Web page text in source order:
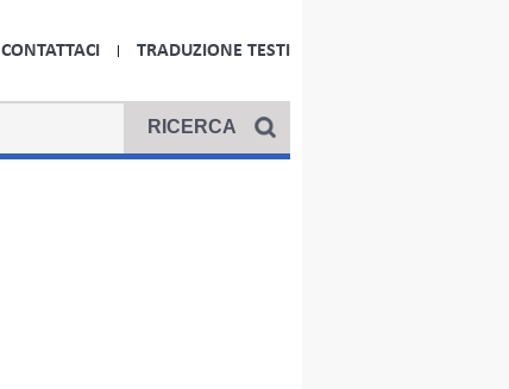
CONTATTACI TRADUZIONE TESTI